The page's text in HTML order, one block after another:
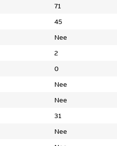
71
45
Nee
2
0
Nee
Nee
31
Nee